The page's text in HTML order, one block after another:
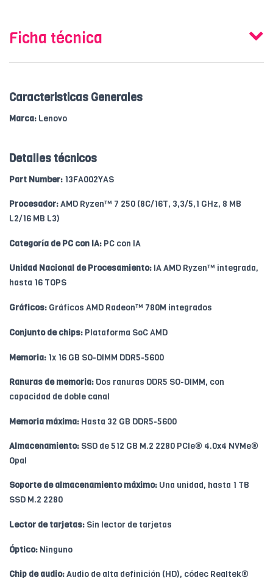
Ficha técnica
Caracteristicas Generales
Marca: Lenovo
Detalles técnicos
Part Number: 13FA002YAS
Procesador:AMD Ryzen™ 7 250 (8C/16T, 3,3/5,1 GHz, 8 MB
L2/16 MB L3)
Categoría de PC con IA: PC con IA
Unidad Nacional de Procesamiento: IA AMD Ryzen™ integrada,
hasta 16 TOPS
Gráficos: Gráficos AMD Radeon™ 780M integrados
Conjunto de chips: Plataforma SoC AMD
Memoria: 1x 16 GB SO-DIMM DDR5-5600
Ranuras de memoria: Dos ranuras DDR5 SO-DIMM, con
capacidad de doble canal
Memoria máxima: Hasta 32 GB DDR5-5600
Almacenamiento: SSD de 512 GB M.2 2280 PCIe® 4.0x4 NVMe®
Opal
Soporte de almacenamiento máximo: Una unidad, hasta 1 TB
SSD M.2 2280
Lector de tarjetas: Sin lector de tarjetas
Óptico: Ninguno
Chip de audio:Audio de alta definición (HD), códec Realtek®